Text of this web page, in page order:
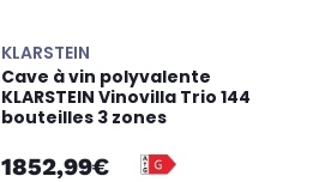
KLARSTEIN
Cave à vin polyvalente
KLARSTEIN Vinovilla Trio 144
bouteilles 3 zones
1852,99€